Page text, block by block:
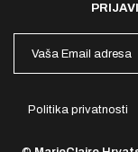
Politika privatnosti